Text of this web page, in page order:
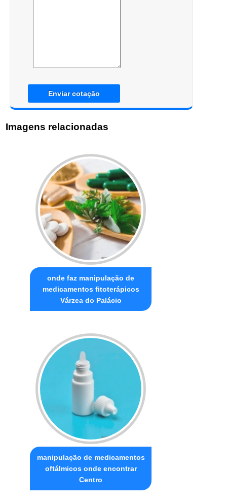
Enviar cotação
Imagens relacionadas
onde faz manipulação de
medicamentos fitoterápicos
Várzea do Palácio
manipulação de medicamentos
oftálmicos onde encontrar
Centro